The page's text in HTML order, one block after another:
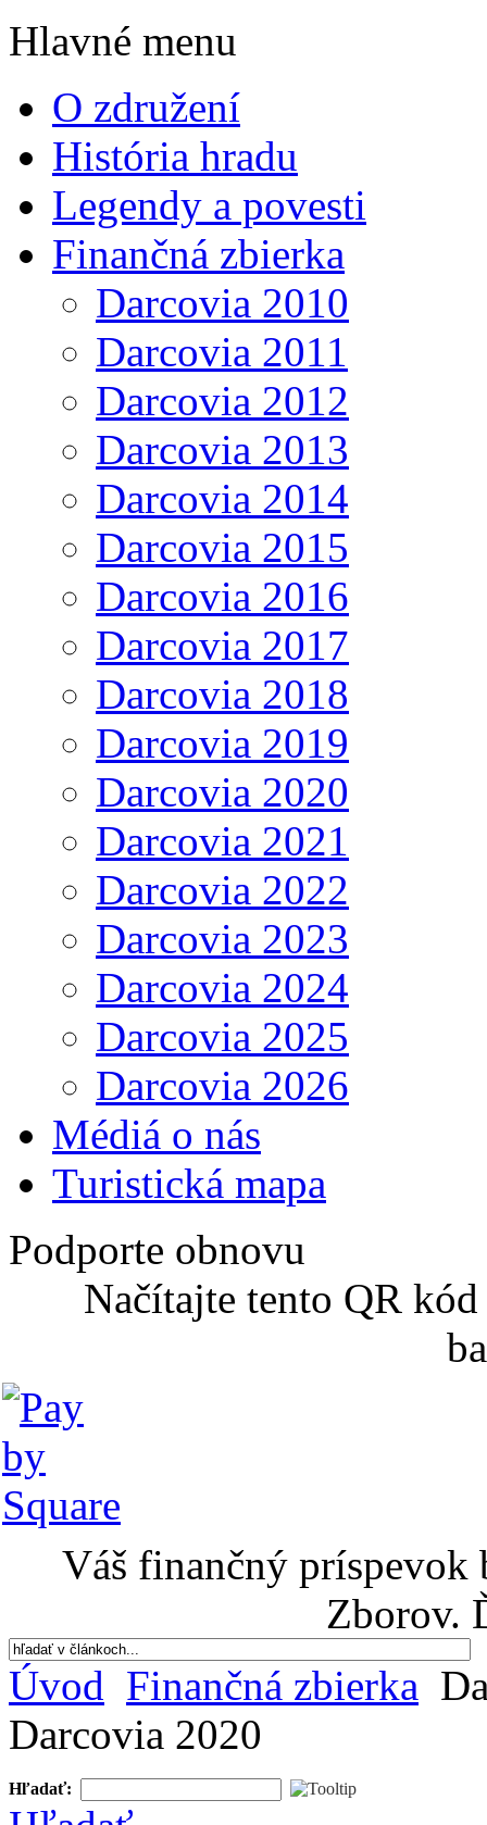
Hlavné menu
O združení
História hradu
Legendy a povesti
Finančná zbierka
Darcovia 2010
Darcovia 2011
Darcovia 2012
Darcovia 2013
Darcovia 2014
Darcovia 2015
Darcovia 2016
Darcovia 2017
Darcovia 2018
Darcovia 2019
Darcovia 2020
Darcovia 2021
Darcovia 2022
Darcovia 2023
Darcovia 2024
Darcovia 2025
Darcovia 2026
Médiá o nás
Turistická mapa
Podporte obnovu
Načítajte tento QR
Váš finančný príspevok
Zborov.
Úvod Finančná zbierka
Darcovia 2020
Hľadať: